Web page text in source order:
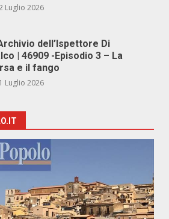
Luglio 2026
dell’Ispettore Di
| 46909 -Episodio 3 – La
e il fango
1 Luglio 2026